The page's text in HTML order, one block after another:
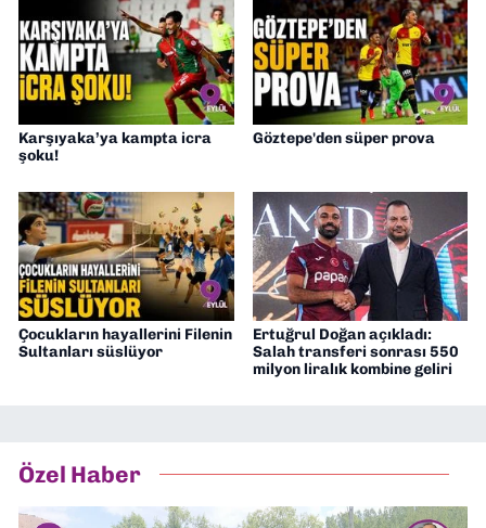
Karşıyaka’ya kampta icra
şoku!
Göztepe'den süper prova
Çocukların hayallerini Filenin
Sultanları süslüyor
Ertuğrul Doğan açıkladı:
Salah transferi sonrası 550
milyon liralık kombine geliri
Özel Haber